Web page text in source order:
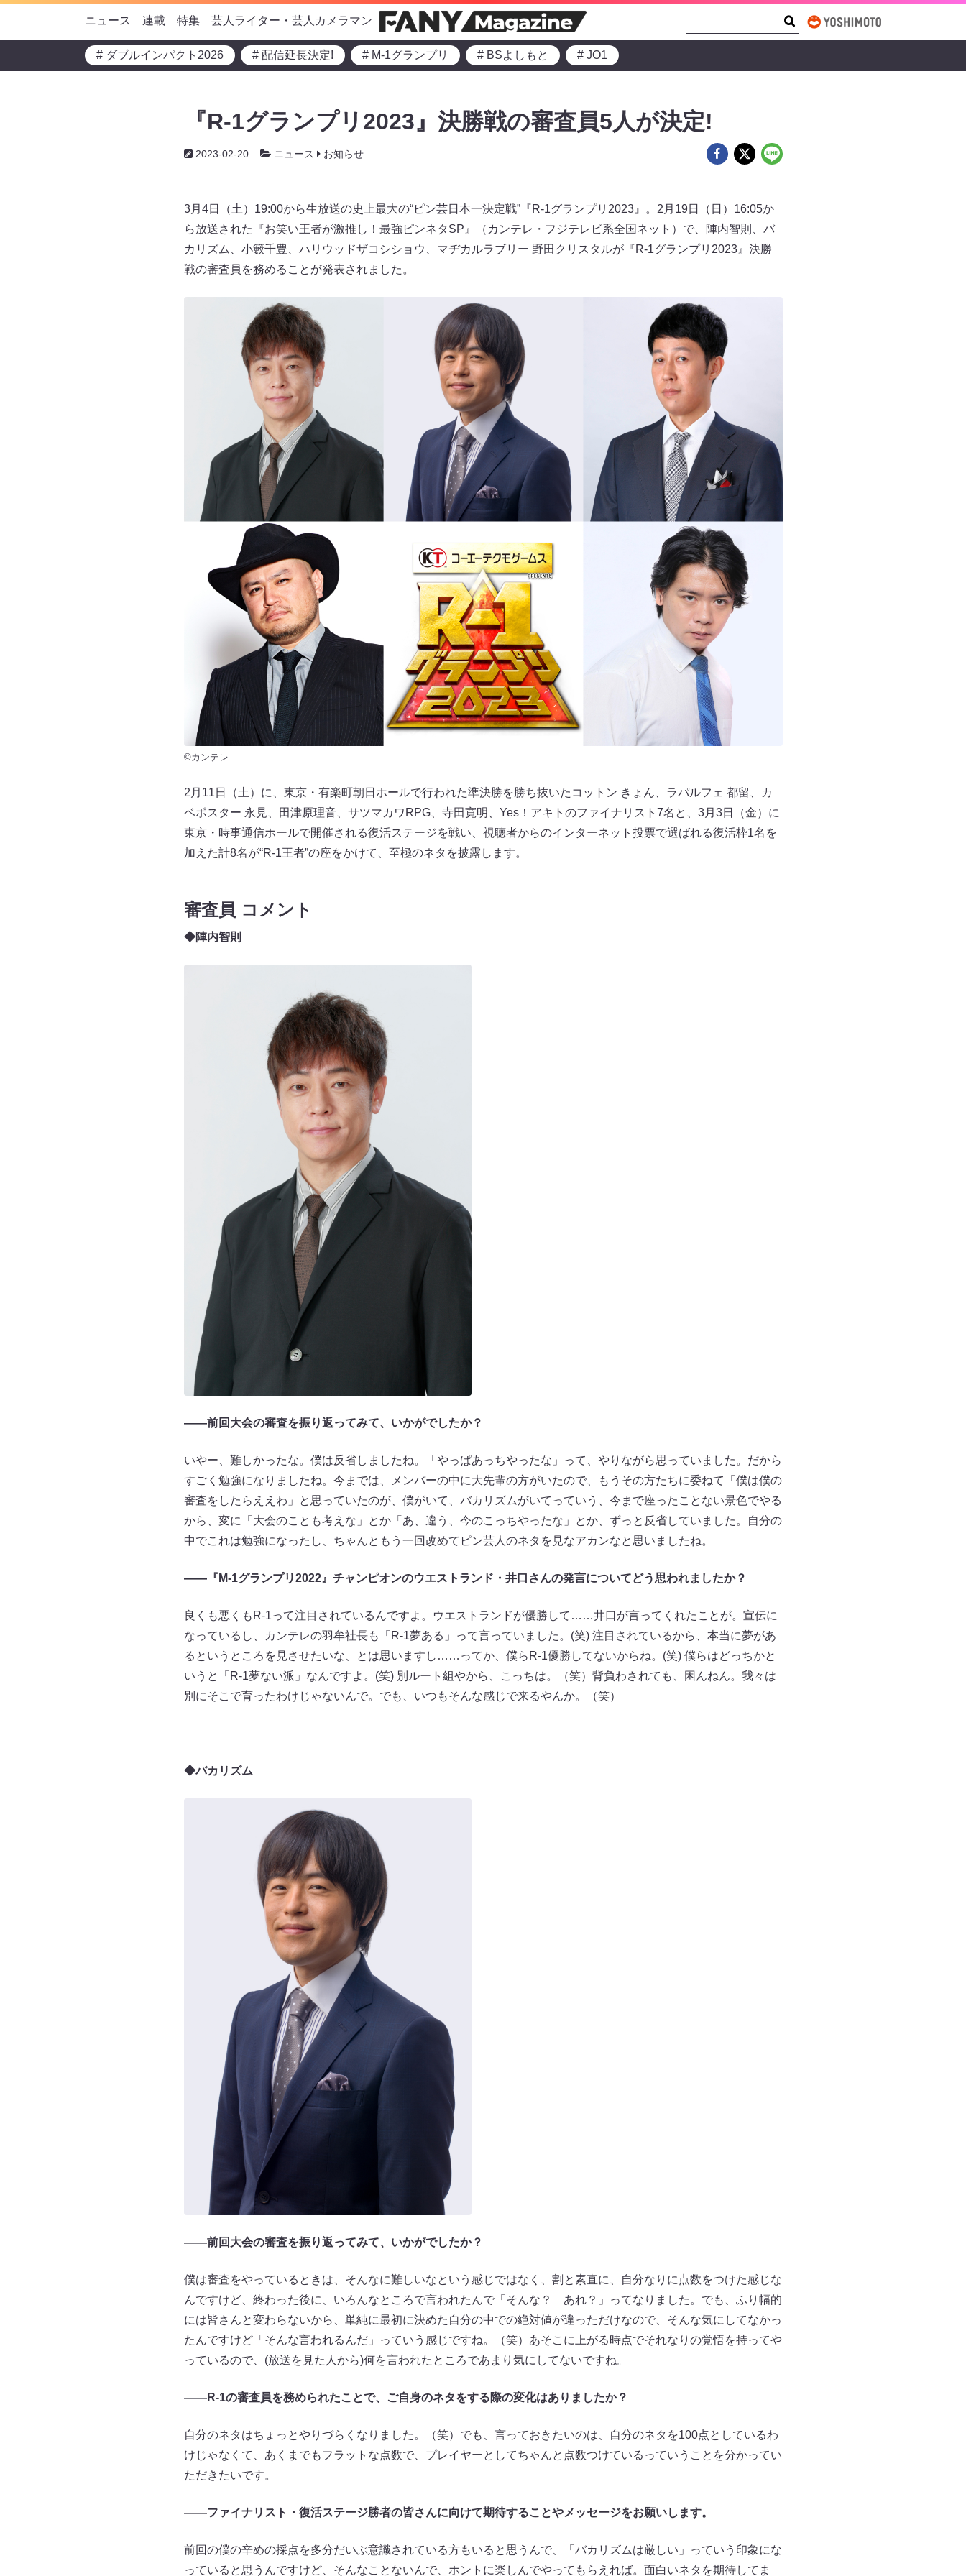
ニュース 連載 特集 芸人ライター・芸人カメラマン
# ダブルインパクト2026 # 配信延長決定! # M-1グランプリ # BSよしもと # JO1
『R-1グランプリ2023』決勝戦の審査員5人が決定!
2023-02-20 ニュース お知らせ
3月4日（土）19:00から生放送の史上最大の“ピン芸日本一決定戦”『R-1グランプリ2023』。2月19日（日）16:05か
ら放送された『お笑い王者が激推し！最強ピンネタSP』（カンテレ・フジテレビ系全国ネット）で、陣内智則、バ
カリズム、小籔千豊、ハリウッドザコシショウ、マヂカルラブリー 野田クリスタルが『R-1グランプリ2023』決勝
戦の審査員を務めることが発表されました。
©カンテレ
2月11日（土）に、東京・有楽町朝日ホールで行われた準決勝を勝ち抜いたコットン きょん、ラパルフェ 都留、カ
ベポスター 永見、田津原理音、サツマカワRPG、寺田寛明、Yes！アキトのファイナリスト7名と、3月3日（金）に
東京・時事通信ホールで開催される復活ステージを戦い、視聴者からのインターネット投票で選ばれる復活枠1名を
加えた計8名が“R-1王者”の座をかけて、至極のネタを披露します。
審査員 コメント
◆陣内智則
――前回大会の審査を振り返ってみて、いかがでしたか？
いやー、難しかったな。僕は反省しましたね。「やっぱあっちやったな」って、やりながら思っていました。だから
すごく勉強になりましたね。今までは、メンバーの中に大先輩の方がいたので、もうその方たちに委ねて「僕は僕の
審査をしたらええわ」と思っていたのが、僕がいて、バカリズムがいてっていう、今まで座ったことない景色でやる
から、変に「大会のことも考えな」とか「あ、違う、今のこっちやったな」とか、ずっと反省していました。自分の
中でこれは勉強になったし、ちゃんともう一回改めてピン芸人のネタを見なアカンなと思いましたね。
――『M-1グランプリ2022』チャンピオンのウエストランド・井口さんの発言についてどう思われましたか？
良くも悪くもR-1って注目されているんですよ。ウエストランドが優勝して……井口が言ってくれたことが。宣伝に
なっているし、カンテレの羽牟社長も「R-1夢ある」って言っていました。(笑) 注目されているから、本当に夢があ
るというところを見させたいな、とは思いますし……ってか、僕らR-1優勝してないからね。(笑) 僕らはどっちかと
いうと「R-1夢ない派」なんですよ。(笑) 別ルート組やから、こっちは。（笑）背負わされても、困んねん。我々は
別にそこで育ったわけじゃないんで。でも、いつもそんな感じで来るやんか。（笑）
◆バカリズム
――前回大会の審査を振り返ってみて、いかがでしたか？
僕は審査をやっているときは、そんなに難しいなという感じではなく、割と素直に、自分なりに点数をつけた感じな
んですけど、終わった後に、いろんなところで言われたんで「そんな？ あれ？」ってなりました。でも、ふり幅的
には皆さんと変わらないから、単純に最初に決めた自分の中での絶対値が違っただけなので、そんな気にしてなかっ
たんですけど「そんな言われるんだ」っていう感じですね。（笑）あそこに上がる時点でそれなりの覚悟を持ってや
っているので、(放送を見た人から)何を言われたところであまり気にしてないですね。
――R-1の審査員を務められたことで、ご自身のネタをする際の変化はありましたか？
自分のネタはちょっとやりづらくなりました。（笑）でも、言っておきたいのは、自分のネタを100点としているわ
けじゃなくて、あくまでもフラットな点数で、プレイヤーとしてちゃんと点数つけているっていうことを分かってい
ただきたいです。
――ファイナリスト・復活ステージ勝者の皆さんに向けて期待することやメッセージをお願いします。
前回の僕の辛めの採点を多分だいぶ意識されている方もいると思うんで、「バカリズムは厳しい」っていう印象にな
っていると思うんですけど、そんなことないんで、ホントに楽しんでやってもらえれば。面白いネタを期待してま